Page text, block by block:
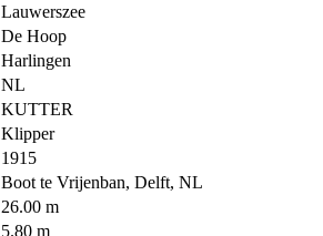
Lauwerszee
De Hoop
Harlingen
NL
KUTTER
Klipper
1915
Boot te Vrijenban, Delft, NL
26.00 m
5.80 m